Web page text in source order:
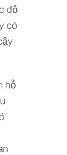
độ
có
hỗ